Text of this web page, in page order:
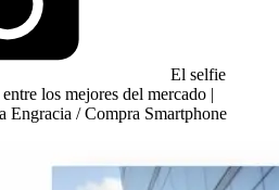
El selfie
los mejores del mercado |
Engracia / Compra Smartphone